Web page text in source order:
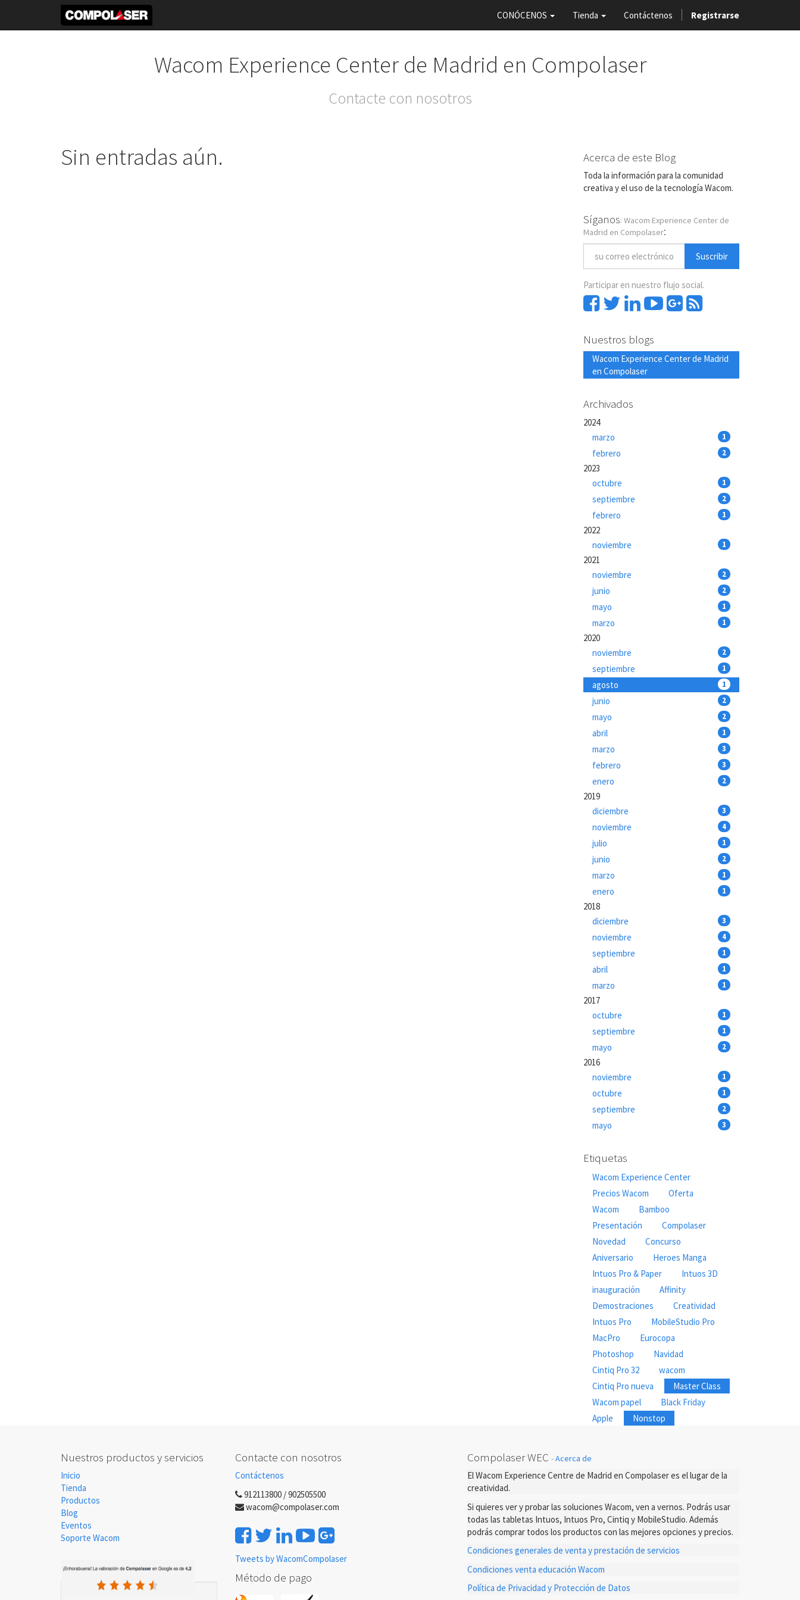
CONÓCENOS Tienda Contáctenos Registrarse
Wacom Experience Center de Madrid en Compolaser
Contacte con nosotros
Sin entradas aún. Acerca de este Blog
Toda la información para la comunidad
creativa y el uso de la tecnología Wacom.
Síganos: Wacom Experience Center de
Madrid en Compolaser:
Suscribir
Participar en nuestro flujo social.
Nuestros blogs
Wacom Experience Center de Madrid
en Compolaser
Archivados
2024
marzo
1
febrero 2
2023
octubre
1
septiembre 2
febrero 1
2022
noviembre
1
2021
noviembre
2
junio 2
mayo 1
marzo 1
2020
noviembre
2
septiembre 1
agosto 1
junio 2
mayo 2
abril 1
marzo 3
febrero 3
enero 2
2019
diciembre
3
noviembre 4
julio 1
junio 2
marzo 1
enero 1
2018
diciembre
3
noviembre 4
septiembre 1
abril 1
marzo 1
2017
octubre
1
septiembre 1
mayo 2
2016
noviembre
1
octubre 1
septiembre 2
mayo 3
Etiquetas
Wacom Experience Center
Precios Wacom
Oferta
Wacom
Bamboo
Presentación
Compolaser
Novedad
Concurso
Aniversario
Heroes Manga
Intuos Pro & Paper
Intuos 3D
inauguración
Affinity
Demostraciones
Creatividad
Intuos Pro
MobileStudio Pro
MacPro
Eurocopa
Photoshop
Navidad
Cintiq Pro 32
wacom
Cintiq Pro nueva
Master Class
Wacom papel
Black Friday
Apple
Nonstop
Nuestros productos y servicios
Inicio
Tienda
Productos
Blog
Eventos
Soporte Wacom
Contacte con nosotros
Contáctenos
912113800 / 902505500
wacom@compolaser.com
Tweets by WacomCompolaser
Método de pago
Compolaser WEC -Acerca de
El Wacom Experience Centre de Madrid en Compolaser es el lugar de la
creatividad.
Si quieres ver y probar las soluciones Wacom, ven a vernos. Podrás usar
todas las tabletas Intuos, Intuos Pro, Cintiq y MobileStudio. Además
podrás comprar todos los productos con las mejores opciones y precios.
Condiciones generales de venta y prestación de servicios
Condiciones venta educación Wacom
Política de Privacidad y Protección de Datos